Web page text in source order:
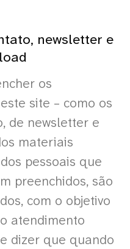
newsletter e
os
site – como os
de newsletter e
materiais
pessoais que
preenchidos, são
com o objetivo
atendimento
dizer que quando